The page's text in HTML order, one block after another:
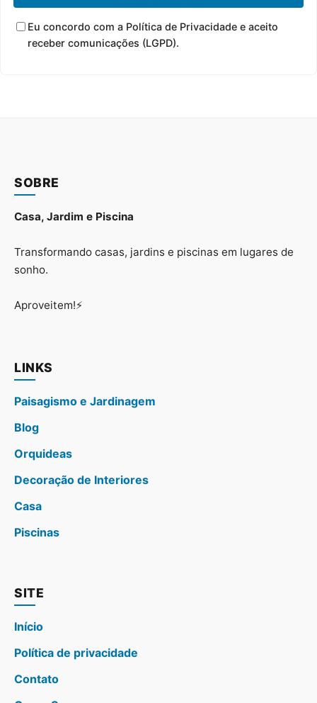
Eu concordo com a Política de Privacidade e aceito
receber comunicações (LGPD).
SOBRE
Casa, Jardim e Piscina
Transformando casas, jardins e piscinas em lugares de
sonho.
Aproveitem!⚡
LINKS
Paisagismo e Jardinagem
Blog
Orquideas
Decoração de Interiores
Casa
Piscinas
SITE
Início
Política de privacidade
Contato